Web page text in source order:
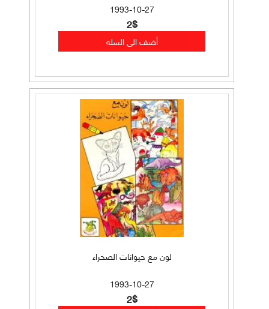
1993-10-27
2$
لون مع حيوانات الصحراء
1993-10-27
2$